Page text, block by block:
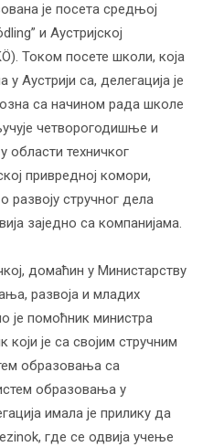
је посета средњој
и Аустријској
Током посете школи, која
у Аустрији са, делегација је
са начином рада школе
четворогодишње и
техничког
привредној комори,
стручног дела
заједно са компанијама.
домаћин у Министарству
развоја и младих
је помоћник министра
је са својим стручним
образовања са
образовања у
имала је прилику да
где се одвија учење